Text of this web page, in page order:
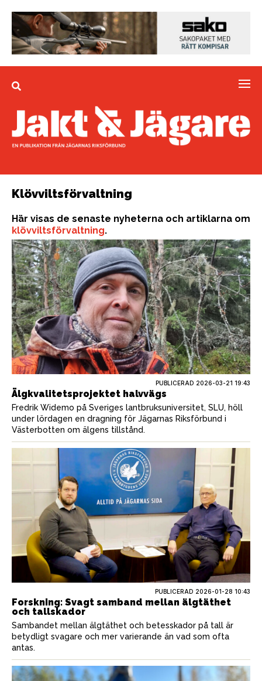
Klövviltsförvaltning
Här visas de senaste nyheterna och artiklarna om
klövviltsförvaltning.
PUBLICERAD 2026-03-21 19:43
Älgkvalitetsprojektet halvvägs
Fredrik Widemo på Sveriges lantbruksuniversitet, SLU, höll
under lördagen en dragning för Jägarnas Riksförbund i
Västerbotten om älgens tillstånd.
PUBLICERAD 2026-01-28 10:43
Forskning: Svagt samband mellan älgtäthet
och tallskador
Sambandet mellan älgtäthet och betesskador på tall är
betydligt svagare och mer varierande än vad som ofta
antas.